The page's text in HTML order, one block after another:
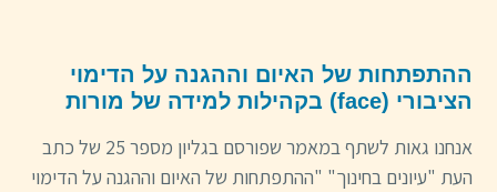
ההתפתחות של האיום וההגנה על הדימוי
הציבורי (face) בקהילות למידה של מורות
אנחנו גאות לשתף במאמר שפורסם בגליון מספר 25 של כתב
העת "עיונים בחינוך" "ההתפתחות של האיום וההגנה על הדימוי